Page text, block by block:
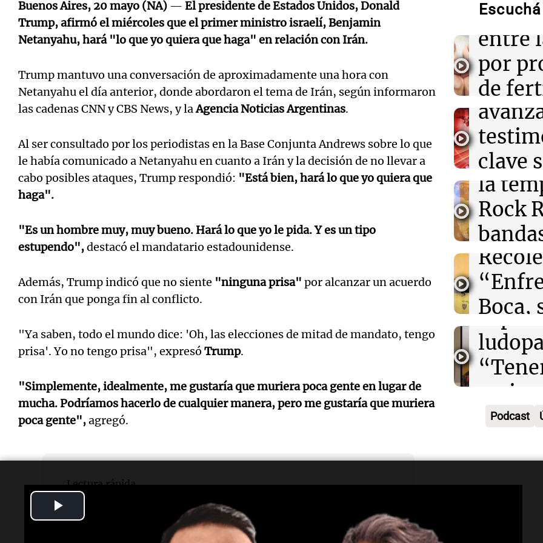
Buenos Aires, 20 mayo (NA) — El presidente de Estados Unidos, Donald
Trump, afirmó el miércoles que el primer ministro israelí, Benjamin
Netanyahu, hará "lo que yo quiera que haga" en relación con Irán.
Trump mantuvo una conversación de aproximadamente una hora con
Netanyahu el día anterior, donde abordaron el tema de Irán, según informaron
las cadenas CNN y CBS News, y laAgencia Noticias Argentinas.
Al ser consultado por los periodistas en la Base Conjunta Andrews sobre lo que
le había comunicado a Netanyahu en cuanto a Irán y la decisión de no llevar a
cabo posibles ataques, Trump respondió: "Está bien, hará lo que yo quiera que
haga".
"Es un hombre muy, muy bueno. Hará lo que yo le pida. Y es un tipo
estupendo",destacó el mandatario estadounidense.
Además, Trump indicó que no siente "ninguna prisa" por alcanzar un acuerdo
con Irán que ponga fin al conflicto.
"Ya saben, todo el mundo dice: 'Oh, las elecciones de mitad de mandato, tengo
prisa'. Yo no tengo prisa", expresó Trump.
"Simplemente, idealmente, me gustaría que muriera poca gente en lugar de
mucha. Podríamos hacerlo de cualquier manera, pero me gustaría que muriera
poca gente",agregó.
Lectura rápida
¿Qué dijo Trump sobre Netanyahu?
Afirmó que Netanyahu hará lo que él decida respecto a Irán.
de Milei entre
21:14 Panorama
Violencia de
segunda
femicidios
Medicina
ayuda por
y la
Unión venció
en la pelea
2026
entre
por
de
la
de
Amamos
Episodios
Audio.
clave
Villa
Panorama
Episodios
Audio.
teatro
la
la
Rock
todos
jueves
Panorama
Episodios
Audio.
Boca,
donde
ser
La Cadena
Episodios
Audio.
La
Audio.
alertó
Niño
más
Audio.
sigue
para
Audio.
una
Podcast